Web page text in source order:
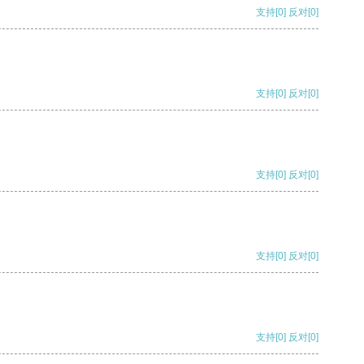
支持[0] 反对[0]
支持[0] 反对[0]
支持[0] 反对[0]
支持[0] 反对[0]
支持[0] 反对[0]